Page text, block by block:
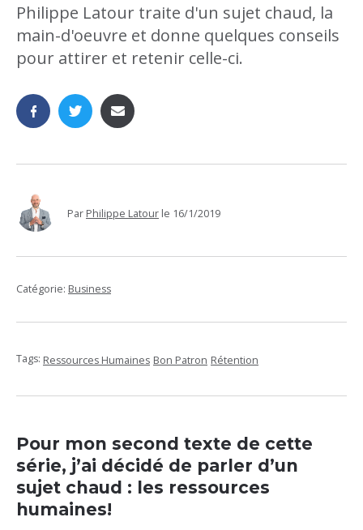
Philippe Latour traite d'un sujet chaud, la
main-d'oeuvre et donne quelques conseils
pour attirer et retenir celle-ci.
Par Philippe Latour le 16/1/2019
Catégorie: Business
Tags: Ressources Humaines Bon Patron Rétention
Pour mon second texte de cette
série, j’ai décidé de parler d’un
sujet chaud : les ressources
humaines!